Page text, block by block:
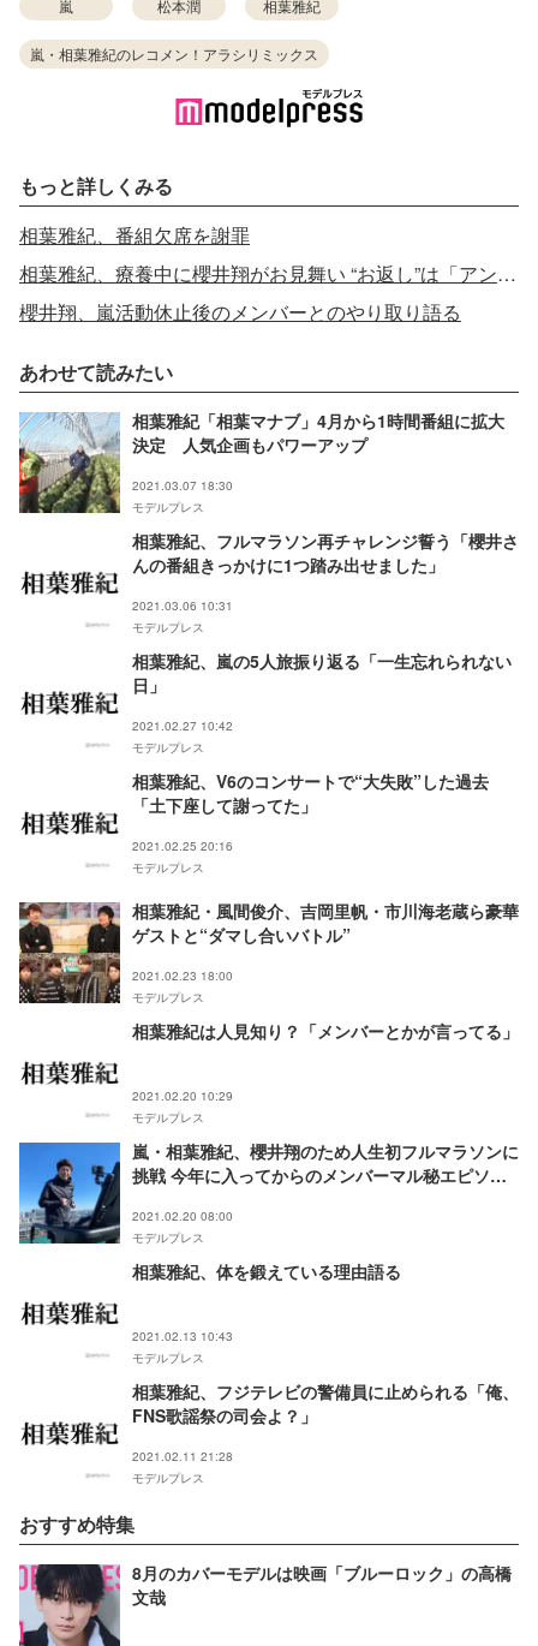
嵐 松本潤 相葉雅紀
嵐・相葉雅紀のレコメン！アラシリミックス
もっと詳しくみる
相葉雅紀、番組欠席を謝罪
相葉雅紀、療養中に櫻井翔がお見舞い “お返し”は「アンダーパンツ10枚」
櫻井翔、嵐活動休止後のメンバーとのやり取り語る
あわせて読みたい
相葉雅紀「相葉マナブ」4月から1時間番組に拡大
決定 人気企画もパワーアップ
2021.03.07 18:30
モデルプレス
相葉雅紀、フルマラソン再チャレンジ誓う「櫻井さ
んの番組きっかけに1つ踏み出せました」
2021.03.06 10:31
モデルプレス
相葉雅紀、嵐の5人旅振り返る「一生忘れられない
日」
2021.02.27 10:42
モデルプレス
相葉雅紀、V6のコンサートで“大失敗”した過去
「土下座して謝ってた」
2021.02.25 20:16
モデルプレス
相葉雅紀・風間俊介、吉岡里帆・市川海老蔵ら豪華
ゲストと“ダマし合いバトル”
2021.02.23 18:00
モデルプレス
相葉雅紀は人見知り？「メンバーとかが言ってる」
2021.02.20 10:29
モデルプレス
嵐・相葉雅紀、櫻井翔のため人生初フルマラソンに
挑戦 今年に入ってからのメンバーマル秘エピソー
2021.02.20 08:00
モデルプレス
相葉雅紀、体を鍛えている理由語る
2021.02.13 10:43
モデルプレス
相葉雅紀、フジテレビの警備員に止められる「俺、
FNS歌謡祭の司会よ？」
2021.02.11 21:28
モデルプレス
おすすめ特集
8月のカバーモデルは映画「ブルーロック」の高橋
文哉